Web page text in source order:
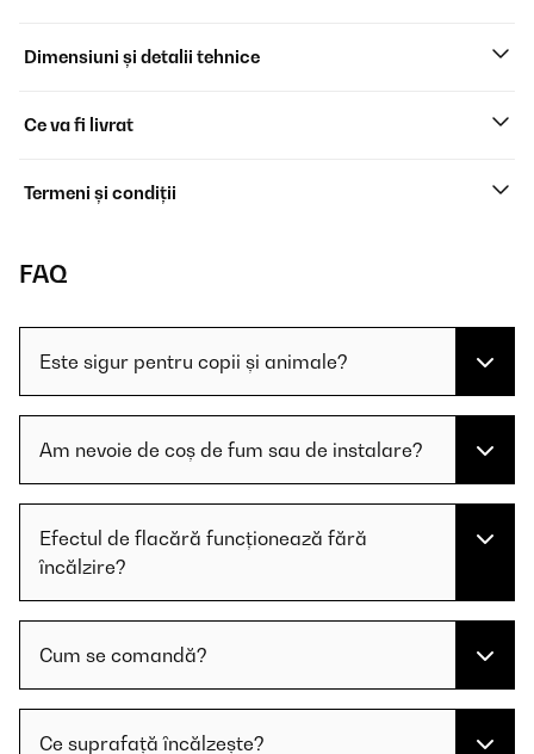
Dimensiuni și detalii tehnice
Ce va fi livrat
Termeni și condiții
FAQ
Este sigur pentru copii și animale?
Am nevoie de coș de fum sau de instalare?
Efectul de flacără funcționează fără
încălzire?
Cum se comandă?
Ce suprafață încălzește?